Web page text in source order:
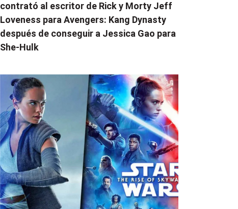
contrató al escritor de Rick y Morty Jeff
Loveness para Avengers: Kang Dynasty
después de conseguir a Jessica Gao para
She-Hulk